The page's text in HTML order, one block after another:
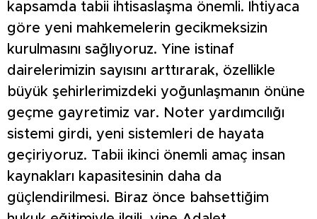
kapsamda tabii ihtisaslaşma önemli. İhtiyaca
göre yeni mahkemelerin gecikmeksizin
kurulmasını sağlıyoruz. Yine istinaf
dairelerimizin sayısını arttırarak, özellikle
büyük şehirlerimizdeki yoğunlaşmanın önüne
geçme gayretimiz var. Noter yardımcılığı
sistemi girdi, yeni sistemleri de hayata
geçiriyoruz. Tabii ikinci önemli amaç insan
kaynakları kapasitesinin daha da
güçlendirilmesi. Biraz önce bahsettiğim